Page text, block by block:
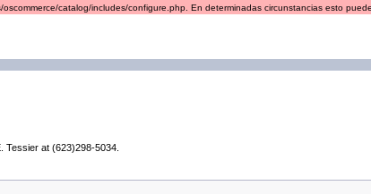
catalog/includes/configure.php. En determinadas circunstancias esto
Tessier at (623)298-5034.